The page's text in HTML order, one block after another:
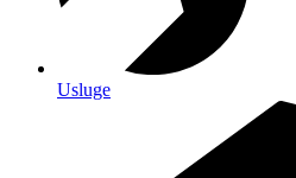
Usluge